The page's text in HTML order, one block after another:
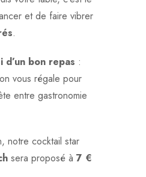
et de faire vibrer
.
d’un bon repas :
vous régale pour
entre gastronomie
notre cocktail star
sera proposé à 7 €